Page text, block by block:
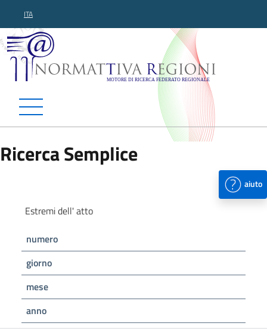
ITA
Normattiva Regioni -
Ricerca Semplice
aiuto
Estremi dell' atto
numero
giorno
mese
anno